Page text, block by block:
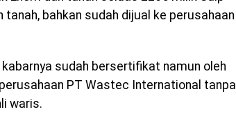
bahkan sudah dijual ke perusahaan
sudah bersertifikat namun oleh
PT Wastec International tanpa
waris.